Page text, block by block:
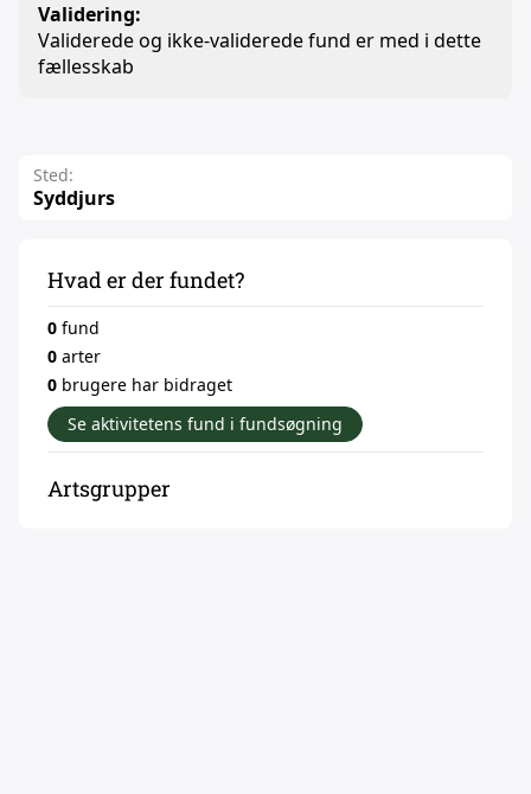
Validering:
Validerede og ikke-validerede fund er med i dette
fællesskab
Sted:
Syddjurs
Hvad er der fundet?
0 fund
0 arter
0 brugere har bidraget
Se aktivitetens fund i fundsøgning
Artsgrupper